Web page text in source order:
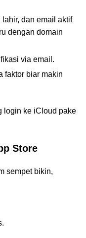
dan email aktif
dengan domain
via email.
faktor biar makin
login ke iCloud pake
Store
sempet bikin,